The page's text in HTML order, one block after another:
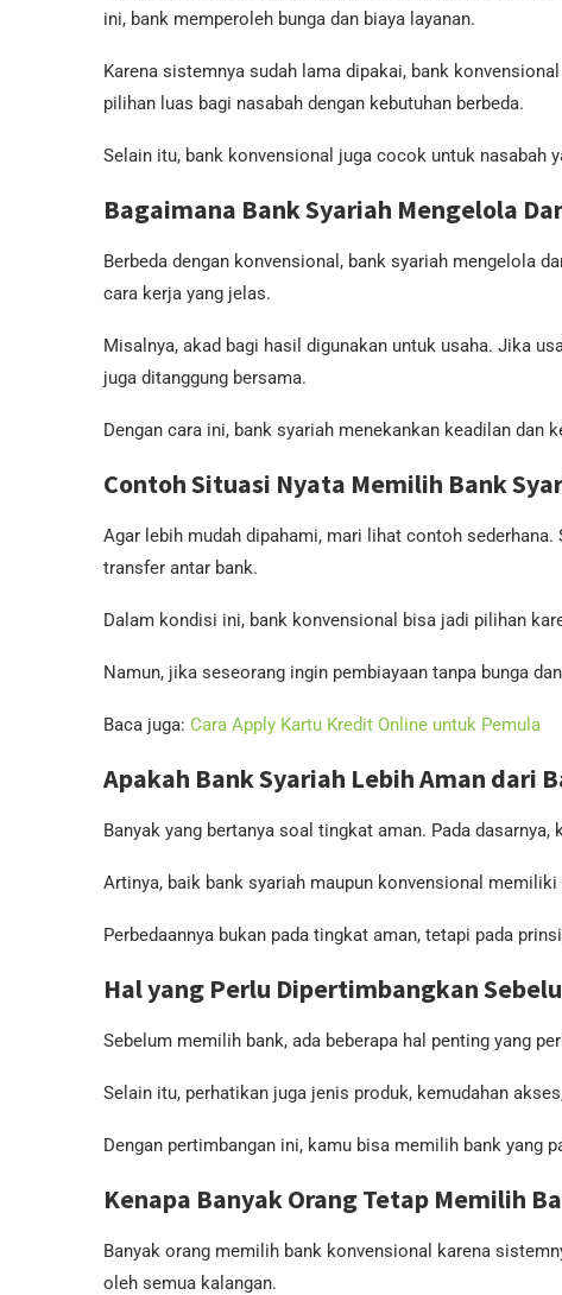
ini, bank memperoleh bunga dan biaya layanan.
Karena sistemnya sudah lama dipakai, bank
pilihan luas bagi nasabah dengan kebutuhan berbeda.
Selain itu, bank konvensional juga cocok untuk nasabah
Bagaimana Bank Syariah Mengelola
Berbeda dengan konvensional, bank syariah mengelola
cara kerja yang jelas.
Misalnya, akad bagi hasil digunakan untuk usaha. Jika
juga ditanggung bersama.
Dengan cara ini, bank syariah menekankan keadilan dan
Contoh Situasi Nyata Memilih Bank
Agar lebih mudah dipahami, mari lihat contoh
transfer antar bank.
Dalam kondisi ini, bank konvensional bisa jadi pilihan
Namun, jika seseorang ingin pembiayaan tanpa bunga
Baca juga: Cara Apply Kartu Kredit Online untuk Pemula
Apakah Bank Syariah Lebih Aman dari
Banyak yang bertanya soal tingkat aman. Pada
Artinya, baik bank syariah maupun konvensional
Perbedaannya bukan pada tingkat aman, tetapi pada
Hal yang Perlu Dipertimbangkan
Sebelum memilih bank, ada beberapa hal penting yang
Selain itu, perhatikan juga jenis produk, kemudahan
Dengan pertimbangan ini, kamu bisa memilih bank yang
Kenapa Banyak Orang Tetap Memilih
Banyak orang memilih bank konvensional karena
oleh semua kalangan.